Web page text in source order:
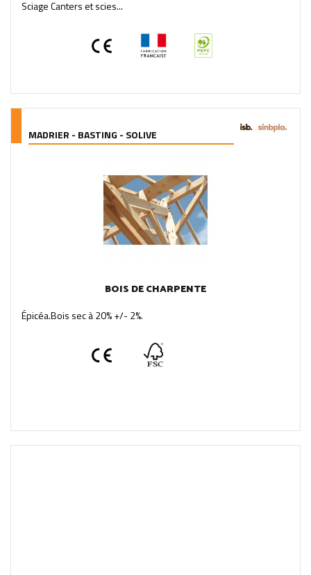
Sciage Canters et scies...
MADRIER - BASTING - SOLIVE
BOIS DE CHARPENTE
Épicéa.Bois sec à 20% +/- 2%.